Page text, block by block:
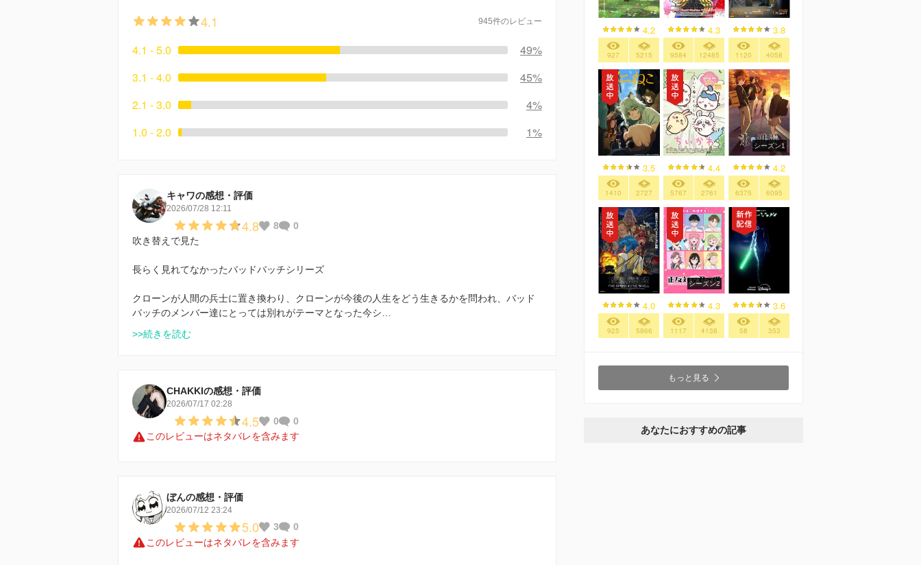
4.1 945件のレビュー
4.1 - 5.0
49%
3.1 - 4.0
45%
2.1 - 3.0
4%
1.0 - 2.0
1%
キャワの感想・評価
2026/07/28 12:11
4.8 8
0
吹き替えで見た
長らく見れてなかったバッドバッチシリーズ
クローンが人間の兵士に置き換わり、クローンが今後の人生をどう生きるかを問われ、バッド
バッチのメンバー達にとっては別れがテーマとなった今シ…
>>続きを読む
CHAKKIの感想・評価
2026/07/17 02:28
4.5 0
0
このレビューはネタバレを含みます
ぼんの感想・評価
2026/07/12 23:24
5.0 3
0
このレビューはネタバレを含みます
4.2
927 5215
4.3
9584 12485
3.8
1120 4058
3.5
1410 2727
4.4
5767 2761
シーズン1
4.2
6375 6095
4.0
925 5866
シーズン2
4.3
1117 4138
3.6
58 353
もっと見る
あなたにおすすめの記事